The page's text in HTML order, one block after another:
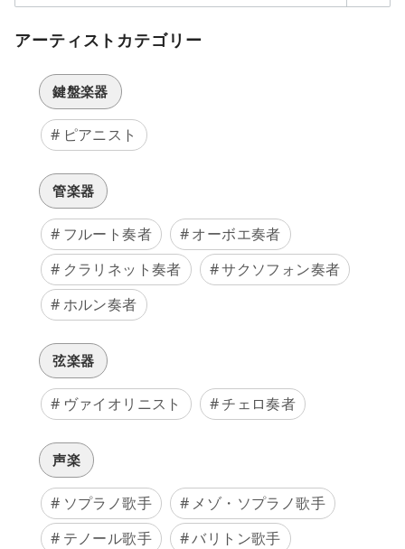
アーティストカテゴリー
鍵盤楽器
ピアニスト
管楽器
フルート奏者
オーボエ奏者
クラリネット奏者
サクソフォン奏者
ホルン奏者
弦楽器
ヴァイオリニスト チェロ奏者
声楽
ソプラノ歌手
メゾ・ソプラノ歌手
テノール歌手
バリトン歌手